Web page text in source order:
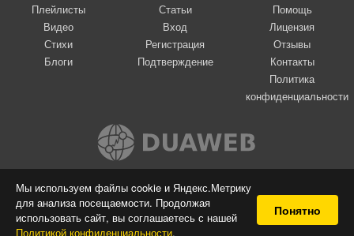
Мы используем файлы cookie и Яндекс.Метрику
для анализа посещаемости. Продолжая
использовать сайт, вы соглашаетесь с нашей
Политикой конфиденциальности.
Понятно
Плейлисты
Видео
Стихи
Блоги
Статьи
Вход
Регистрация
Подтверждение
Помощь
Лицензия
Отзывы
Контакты
Политика
конфиденциальности
Вконтакте
© 2009-2026 Я-пою
Музыкальный сайт самовыражения